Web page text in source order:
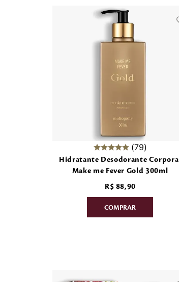
79
Hidratante Desodorante Corporal
Make me Fever Gold 300ml
R$ 88,90